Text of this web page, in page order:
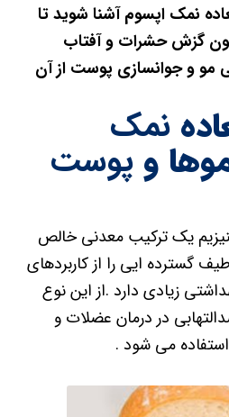
نمک اپسوم آشنا شوید تا
گزش حشرات و آفتاب
مو و جوانسازی پوست از آن
نمک
وپوست
یک ترکیب معدنی خالص
گسترده ایی را از کاربردهای
زیادی دارد .از این نوع
در درمان عضلات و
می شود .